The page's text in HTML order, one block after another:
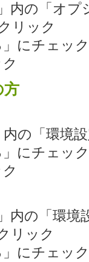
内の「オプ
リック
」にチェッ
方
の「環境
」にチェッ
内の「環境
リック
」にチェッ